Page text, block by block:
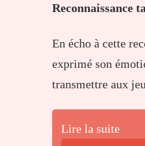
Reconnaissance
En écho à cette
exprimé son
transmettre aux
Lire la suite